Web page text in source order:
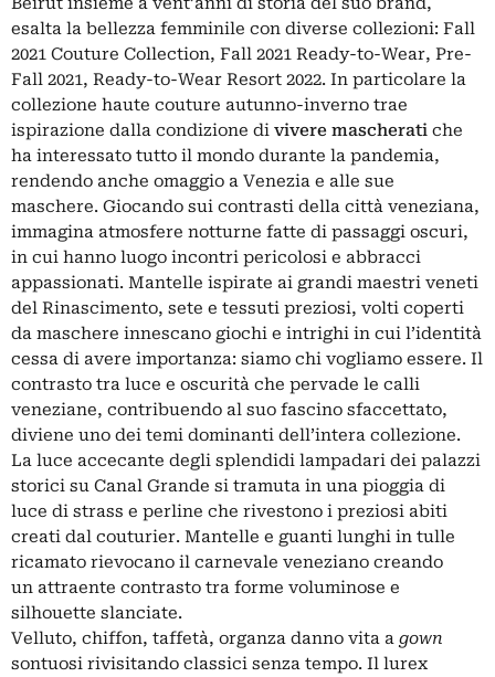
esalta la bellezza femminile con diverse collezioni: Fall
2021 Couture Collection, Fall 2021 Ready-to-Wear, Pre-
Fall 2021, Ready-to-Wear Resort 2022. In particolare la
collezione haute couture autunno-inverno trae
ispirazione dalla condizione di vivere mascherati che
ha interessato tutto il mondo durante la pandemia,
rendendo anche omaggio a Venezia e alle sue
maschere. Giocando sui contrasti della città veneziana,
immagina atmosfere notturne fatte di passaggi oscuri,
in cui hanno luogo incontri pericolosi e abbracci
appassionati. Mantelle ispirate ai grandi maestri veneti
del Rinascimento, sete e tessuti preziosi, volti coperti
da maschere innescano giochi e intrighi in cui l’identità
cessa di avere importanza: siamo chi vogliamo essere. Il
contrasto tra luce e oscurità che pervade le calli
veneziane, contribuendo al suo fascino sfaccettato,
diviene uno dei temi dominanti dell’intera collezione.
La luce accecante degli splendidi lampadari dei palazzi
storici su Canal Grande si tramuta in una pioggia di
luce di strass e perline che rivestono i preziosi abiti
creati dal couturier. Mantelle e guanti lunghi in tulle
ricamato rievocano il carnevale veneziano creando
un attraente contrasto tra forme voluminose e
silhouette slanciate.
Velluto, chiffon, taffetà, organza danno vita a gown
sontuosi rivisitando classici senza tempo. Il lurex